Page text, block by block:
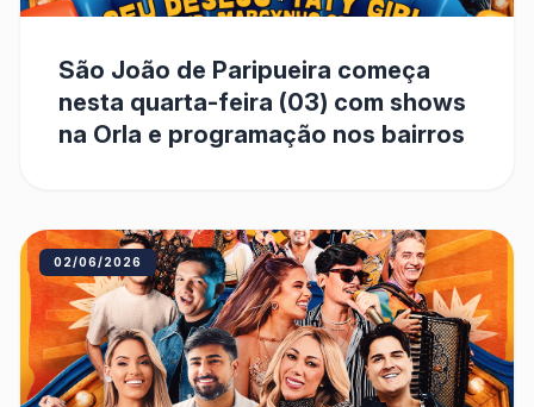
São João de Paripueira começa
nesta quarta-feira (03) com shows
na Orla e programação nos bairros
02/06/2026